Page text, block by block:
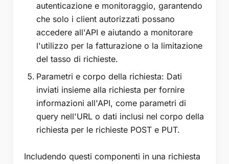
autenticazione e monitoraggio, garantendo
che solo i client autorizzati possano
accedere all'API e aiutando a monitorare
l'utilizzo per la fatturazione o la limitazione
del tasso di richieste.
Parametri e corpo della richiesta: Dati
inviati insieme alla richiesta per fornire
informazioni all'API, come parametri di
query nell'URL o dati inclusi nel corpo della
richiesta per le richieste POST e PUT.
Includendo questi componenti in una richiesta